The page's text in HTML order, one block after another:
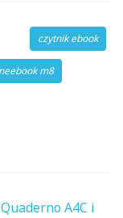
czytnik ebook
m8
A4C i